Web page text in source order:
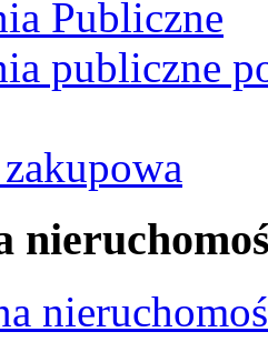
Publiczne
publiczne